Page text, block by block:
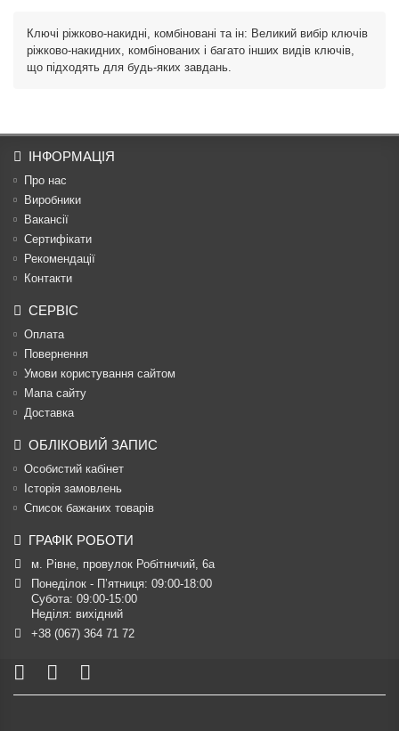
Ключі ріжково-накидні, комбіновані та ін: Великий вибір ключів
ріжково-накидних, комбінованих і багато інших видів ключів,
що підходять для будь-яких завдань.
ІНФОРМАЦІЯ
Про нас
Виробники
Вакансії
Сертифікати
Рекомендації
Контакти
СЕРВІС
Оплата
Повернення
Умови користування сайтом
Мапа сайту
Доставка
ОБЛІКОВИЙ ЗАПИС
Особистий кабінет
Історія замовлень
Список бажаних товарів
ГРАФІК РОБОТИ
м. Рівне, провулок Робітничий, 6а
Понеділок - П’ятниця: 09:00-18:00
Субота: 09:00-15:00
Неділя: вихідний
+38 (067) 364 71 72